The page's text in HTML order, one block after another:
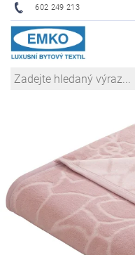
602 249 213